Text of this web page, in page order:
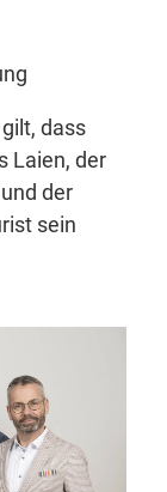
dass
Laien, der
der
sein